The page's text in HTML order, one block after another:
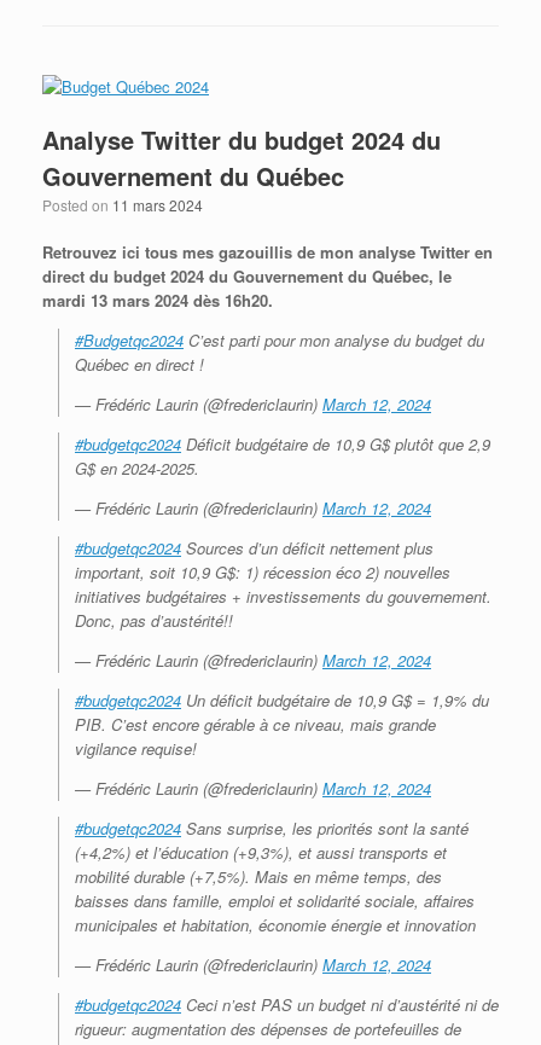
Analyse Twitter du budget 2024 du
Gouvernement du Québec
Posted on 11 mars 2024
Retrouvez ici tous mes gazouillis de mon analyse Twitter en
direct du budget 2024 du Gouvernement du Québec, le
mardi 13 mars 2024 dès 16h20.
#Budgetqc2024 C’est parti pour mon analyse du budget du
Québec en direct !
— Frédéric Laurin (@fredericlaurin) March 12, 2024
#budgetqc2024 Déficit budgétaire de 10,9 G$ plutôt que 2,9
G$ en 2024-2025.
— Frédéric Laurin (@fredericlaurin) March 12, 2024
#budgetqc2024 Sources d’un déficit nettement plus
important, soit 10,9 G$: 1) récession éco 2) nouvelles
initiatives budgétaires + investissements du gouvernement.
Donc, pas d’austérité!!
— Frédéric Laurin (@fredericlaurin) March 12, 2024
#budgetqc2024 Un déficit budgétaire de 10,9 G$ = 1,9% du
PIB. C’est encore gérable à ce niveau, mais grande
vigilance requise!
— Frédéric Laurin (@fredericlaurin) March 12, 2024
#budgetqc2024 Sans surprise, les priorités sont la santé
(+4,2%) et l’éducation (+9,3%), et aussi transports et
mobilité durable (+7,5%). Mais en même temps, des
baisses dans famille, emploi et solidarité sociale, affaires
municipales et habitation, économie énergie et innovation
— Frédéric Laurin (@fredericlaurin) March 12, 2024
#budgetqc2024 Ceci n’est PAS un budget ni d’austérité ni de
rigueur: augmentation des dépenses de portefeuilles de